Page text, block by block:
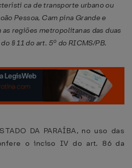
ca de transporte urbano ou
Pessoa, Cam pina Grande e
regiões metropolitanas das duas
§ 11 do art. 5º do RICMS/PB.
DA PARAÍBA, no uso das
o inciso IV do art. 86 da